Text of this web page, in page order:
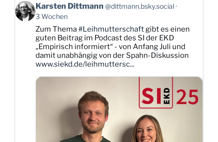
Beitrag
von
Karsten
Dittmann
Bluesky
ansehen
Karsten Dittmann @dittmann.bsky.social
3 Wochen
Zum Thema#Leihmutterschaftgibt es einen
guten Beitrag im Podcast des SI der EKD
„Empirisch informiert“ - von Anfang Juli und
damit unabhängig von der Spahn-Diskussion
www.siekd.de/leihmuttersc...